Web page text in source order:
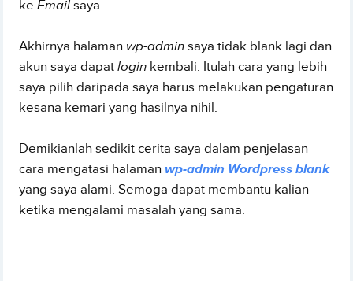
keEmailsaya.
Akhirnya halaman wp-adminsaya tidak blank lagi dan
akun saya dapatlogin kembali. Itulah cara yang lebih
saya pilih daripada saya harus melakukan pengaturan
kesana kemari yang hasilnya nihil.
Demikianlah sedikit cerita saya dalam penjelasan
cara mengatasi halaman wp-admin Wordpress blank
yang saya alami. Semoga dapat membantu kalian
ketika mengalami masalah yang sama.